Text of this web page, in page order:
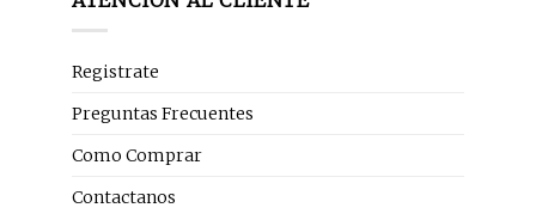
Registrate
Preguntas Frecuentes
Como Comprar
Contactanos